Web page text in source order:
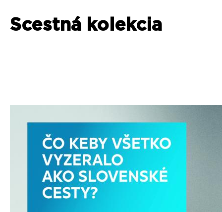
Scestná kolekcia